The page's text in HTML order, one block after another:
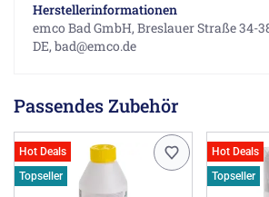
Herstellerinformationen
emco Bad GmbH, Breslauer Straße 34-
DE, bad@emco.de
Passendes Zubehör
Hot Deals
Topseller
Hot Deals
Topseller